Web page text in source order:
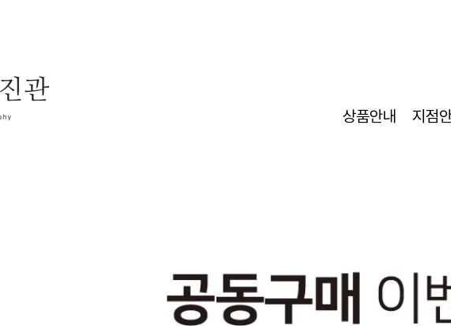
상품안내 지점